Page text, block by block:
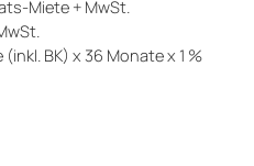
Miete + MwSt.
BK) x 36 Monate x 1 %